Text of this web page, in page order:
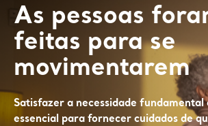
As pessoas
feitas para se
movimentarem
Satisfazer a necessidade fundamental
essencial para fornecer cuidados de